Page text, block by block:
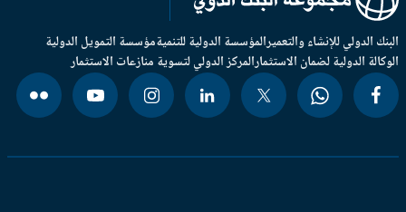
الدولي للإنشاء والتعميرالمؤسسة الدولية للتنميةمؤسسة التمويل الدولية
الدولية لضمان الاستثمارالمركز الدولي لتسوية منازعات الاستثمار